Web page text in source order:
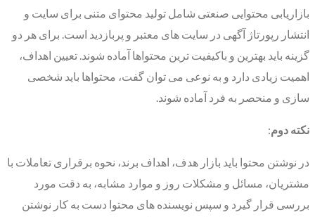
بازاریابی محتوایی صنعتی شامل تولید محتوای متنی برای سایت و
انتشار رپورتاژ آگهی در سایت های معتبر و پربازدید است. برای هر دو
گزینه باید بهترین و باکیفیت ترین محتواها آماده شوند. تعیین اهداف،
اهمیت زیادی دارد و به نوعی می توان گفت، محتواها باید شخصی
سازی و منحصر به فرد آماده شوند.
نکته دوم:
در نوشتن محتوا باید بازار هدف، اهداف برند، نحوه برقراری تعاملات با
مشتریان، مسائل و مشکلات روز و موارد مشابه، به دقت مورد
بررسی قرار گیرد و سپس نویسنده های محتوا دست به کار نوشتن